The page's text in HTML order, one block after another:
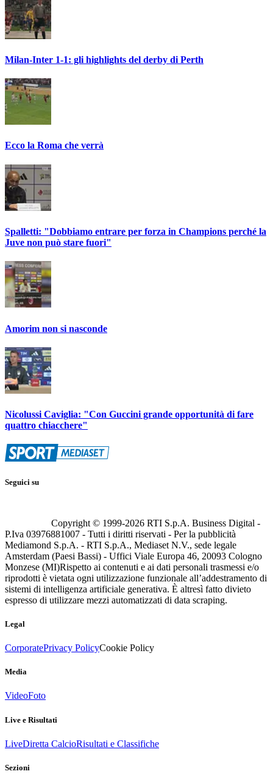
Milan-Inter 1-1: gli highlights del derby di Perth
Ecco la Roma che verrà
Spalletti: "Dobbiamo entrare per forza in Champions perché la
Juve non può stare fuori"
Amorim non si nasconde
Nicolussi Caviglia: "Con Guccini grande opportunità di fare
quattro chiacchere"
Seguici su
Copyright © 1999-2026 RTI S.p.A. Business Digital -
P.Iva 03976881007 - Tutti i diritti riservati - Per la pubblicità
Mediamond S.p.A. - RTI S.p.A., Mediaset N.V., sede legale
Amsterdam (Paesi Bassi) - Uffici Viale Europa 46, 20093 Cologno
Monzese (MI)Rispetto ai contenuti e ai dati personali trasmessi e/o
riprodotti è vietata ogni utilizzazione funzionale all’addestramento di
sistemi di intelligenza artificiale generativa. È altresì fatto divieto
espresso di utilizzare mezzi automatizzati di data scraping.
Legal
CorporatePrivacy PolicyCookie Policy
Media
VideoFoto
Live e Risultati
LiveDiretta CalcioRisultati e Classifiche
Sezioni